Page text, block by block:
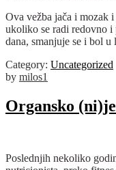
Ova vežba jača i mozak
ukoliko se radi redovno i
dana, smanjuje se i bol u
Category: Uncategorized
by milos1
Organsko
Poslednjih nekoliko